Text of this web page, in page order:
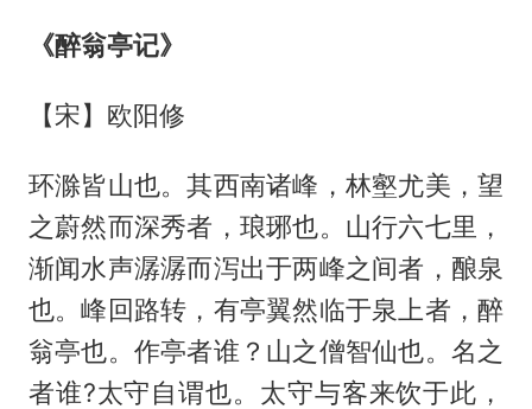
《醉翁亭记》
【宋】欧阳修
环滁皆山也。其西南诸峰，林壑尤美，望
之蔚然而深秀者，琅琊也。山行六七里，
渐闻水声潺潺而泻出于两峰之间者，酿泉
也。峰回路转，有亭翼然临于泉上者，醉
翁亭也。作亭者谁？山之僧智仙也。名之
者谁?太守自谓也。太守与客来饮于此，